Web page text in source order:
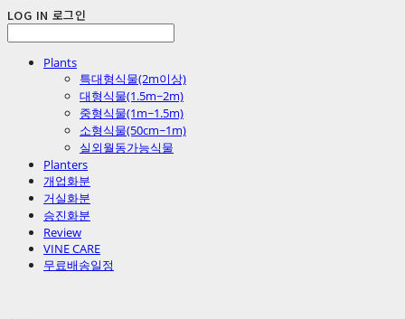
LOG IN 로그인
Plants
특대형식물(2m이상)
대형식물(1.5m~2m)
중형식물(1m~1.5m)
소형식물(50cm~1m)
실외월동가능식물
Planters
개업화분
거실화분
승진화분
Review
VINE CARE
무료배송일정